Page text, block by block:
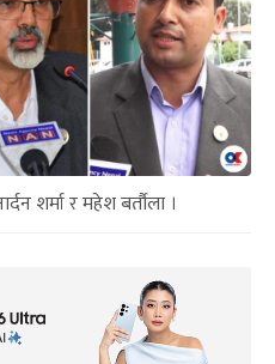
शर्मा र महेश बर्तौला ।